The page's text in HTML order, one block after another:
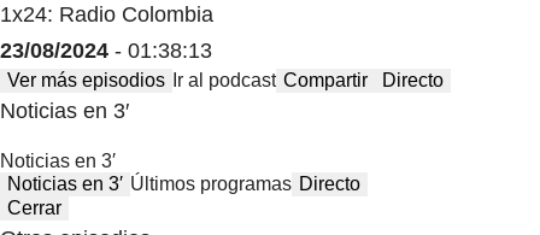
1x24: Radio Colombia
23/08/2024 - 01:38:13
Ver más episodios Ir al podcast Compartir Directo
Noticias en 3′
Noticias en 3′
Noticias en 3′ Últimos programas Directo
Cerrar